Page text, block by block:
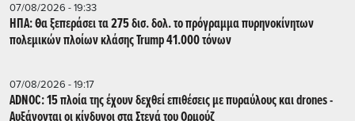
07/08/2026 - 19:33
ΗΠΑ: Θα ξεπεράσει τα 275 δισ. δολ. το πρόγραμμα πυρηνοκίνητων
πολεμικών πλοίων κλάσης Trump 41.000 τόνων
07/08/2026 - 19:17
ADNOC: 15 πλοία της έχουν δεχθεί επιθέσεις με πυραύλους και drones -
Aυξάνονται οι κίνδυνοι στα Στενά του Ορμούζ